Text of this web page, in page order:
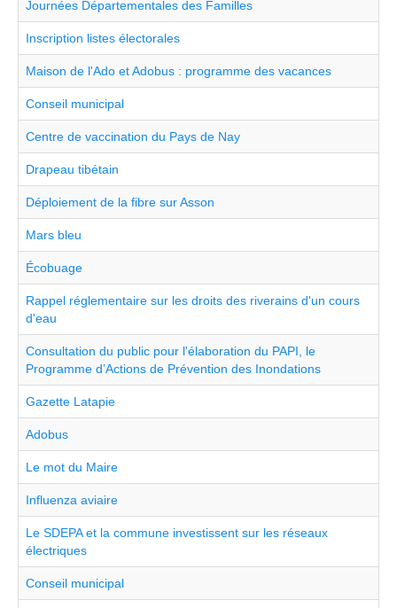
Journées Départementales des Familles
Inscription listes électorales
Maison de l'Ado et Adobus : programme des vacances
Conseil municipal
Centre de vaccination du Pays de Nay
Drapeau tibétain
Déploiement de la fibre sur Asson
Mars bleu
Écobuage
Rappel réglementaire sur les droits des riverains d'un cours
d'eau
Consultation du public pour l'élaboration du PAPI, le
Programme d’Actions de Prévention des Inondations
Gazette Latapie
Adobus
Le mot du Maire
Influenza aviaire
Le SDEPA et la commune investissent sur les réseaux
électriques
Conseil municipal